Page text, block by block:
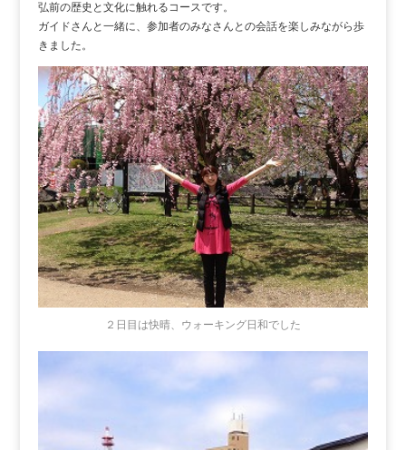
弘前の歴史と文化に触れるコースです。
ガイドさんと一緒に、参加者のみなさんとの会話を楽しみながら歩
きました。
２日目は快晴、ウォーキング日和でした